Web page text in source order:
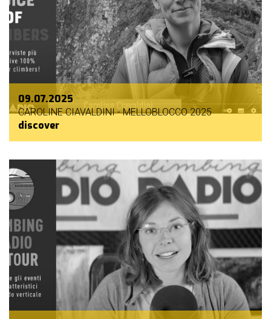
09.07.2025
CAROLINE CIAVALDINI - MELLOBLOCCO 2025
discover